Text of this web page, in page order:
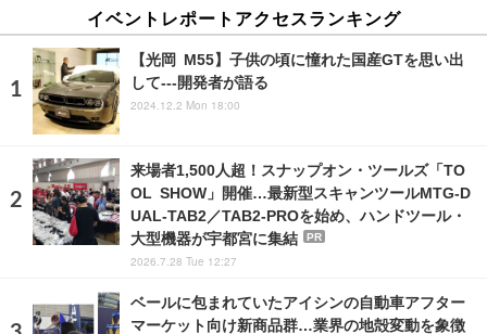
イベントレポートアクセスランキング
【光岡 M55】子供の頃に憧れた国産GTを思い出
して---開発者が語る
2024.12.2 Mon 18:00
来場者1,500人超！スナップオン・ツールズ「TO
OL SHOW」開催…最新型スキャンツールMTG-D
UAL-TAB2／TAB2-PROを始め、ハンドツール・
大型機器が宇都宮に集結
PR
2026.7.28 Tue 12:27
ベールに包まれていたアイシンの自動車アフター
マーケット向け新商品群…業界の地殻変動を象徴